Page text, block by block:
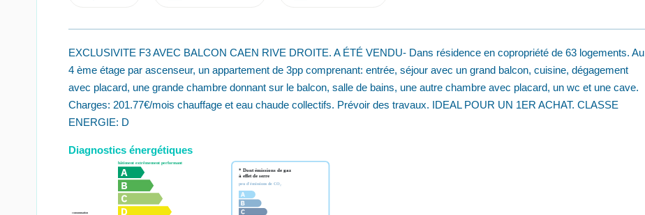
EXCLUSIVITE F3 AVEC BALCON CAEN RIVE DROITE. A ÉTÉ VENDU- Dans résidence en copropriété de 63 logements. Au
4 ème étage par ascenseur, un appartement de 3pp comprenant: entrée, séjour avec un grand balcon, cuisine, dégagement
avec placard, une grande chambre donnant sur le balcon, salle de bains, une autre chambre avec placard, un wc et une cave.
Charges: 201.77€/mois chauffage et eau chaude collectifs. Prévoir des travaux. IDEAL POUR UN 1ER ACHAT. CLASSE
ENERGIE: D
Diagnostics énergétiques